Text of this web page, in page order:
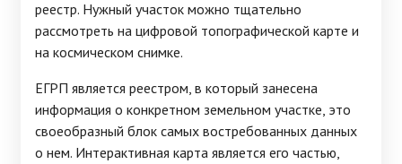
реестр. Нужный участок можно тщательно
рассмотреть на цифровой топографической карте и
на космическом снимке.
ЕГРП является реестром, в который занесена
информация о конкретном земельном участке, это
своеобразный блок самых востребованных данных
о нем. Интерактивная карта является его частью,